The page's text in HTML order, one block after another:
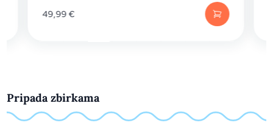
49,99€
Pripada zbirkama